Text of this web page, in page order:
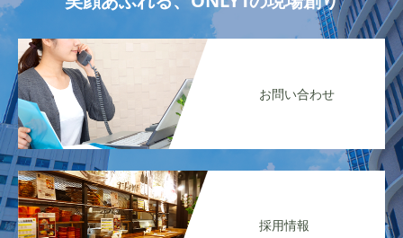
お問い合わせ
採用情報